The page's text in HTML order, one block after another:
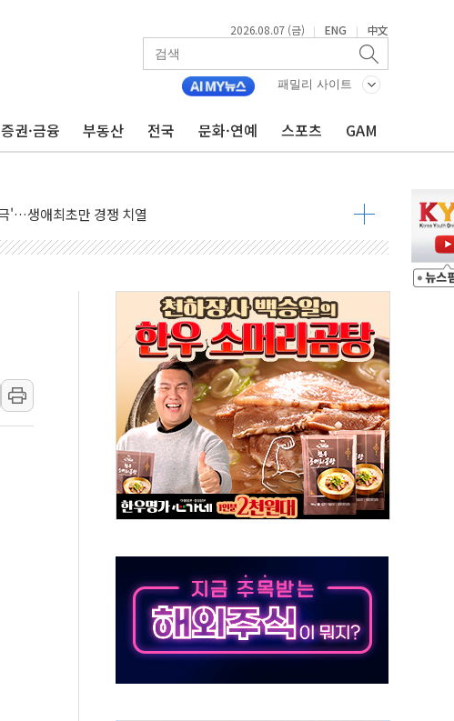
2026.08.07 (금) | ENG | 中文
패밀리 사이트
증권·금융 부동산 전국 문화·연예 스포츠 GAM
클라비온 59㎡ 18억원대
'…생애최초만 경쟁 치열
보…고래·ETF 매수에도 고유가·금리·입법 지연 '삼중 부담'
…한낮 총수요 104.3GW 기록
격… 위기 고조되는 또 다른 중동 화약고
로 여름나기 [뉴스핌 줌인]
피제 실시
매각
사망
…누적 온열질환자 2872명
제안에 與 내부서 '총선·대선 직격탄' 우려
립 '본궤도'
재난지역 선포
세입자…경찰, 현행범 체포
개편"
…폭염기 신속 보상 강화